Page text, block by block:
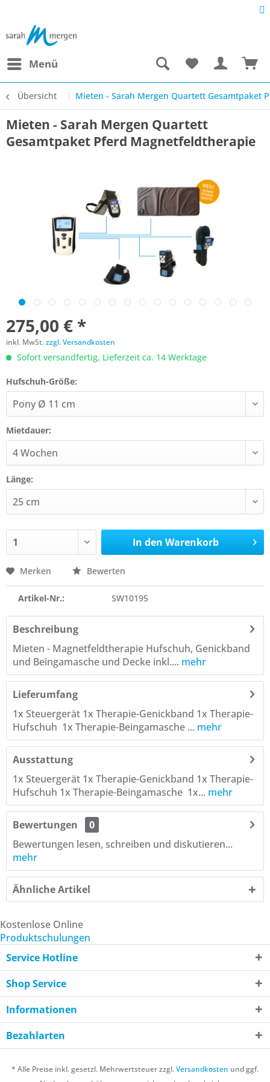
Menü
Übersicht Mieten - Sarah Mergen Quartett Gesamtpaket
Mieten - Sarah Mergen Quartett
Gesamtpaket Pferd Magnetfeldtherapie
275,00 € *
inkl. MwSt.zzgl. Versandkosten
Sofort versandfertig, Lieferzeit ca. 14 Werktage
Hufschuh-Größe:
Mietdauer:
Länge:
In den Warenkorb
Merken Bewerten
Artikel-Nr.: SW10195
Beschreibung
Mieten - Magnetfeldtherapie Hufschuh, Genickband
und Beingamasche und Decke inkl.... mehr
Lieferumfang
1x Steuergerät 1x Therapie-Genickband 1x Therapie-
Hufschuh 1x Therapie-Beingamasche ... mehr
Ausstattung
1x Steuergerät 1x Therapie-Genickband 1x Therapie-
Hufschuh 1x Therapie-Beingamasche 1x... mehr
Bewertungen
0
Bewertungen lesen, schreiben und diskutieren...
mehr
Ähnliche Artikel
Kostenlose Online
Produktschulungen
Service Hotline
Shop Service
Informationen
Bezahlarten
* Alle Preise inkl. gesetzl. Mehrwertsteuer zzgl.Versandkosten und ggf.